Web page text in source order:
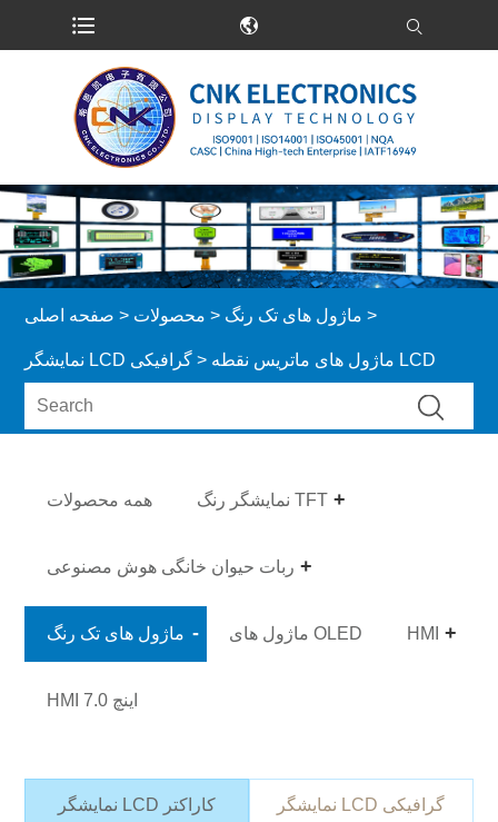
صفحه اصلی > محصولات > ماژول های تک رنگ >
نمایشگر LCD گرافیکی > ماژول های ماتریس نقطه LCD
همه محصولات نمایشگر رنگ TFT
ربات حیوان خانگی هوش مصنوعی
ماژول های تک رنگ ماژول های OLED HMI
HMI 7.0 اینچ
نمایشگر LCD کاراکتر نمایشگر LCD گرافیکی